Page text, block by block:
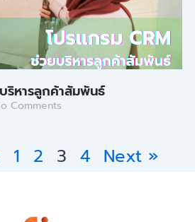
ริหารลูกค้าสัมพันธ์
Comments
1 2 3 4 Next »